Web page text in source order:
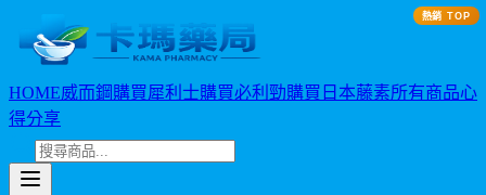
HOME威而鋼購買犀利士購買必利勁購買 日本藤素所有商品心
得分享
熱銷 TOP